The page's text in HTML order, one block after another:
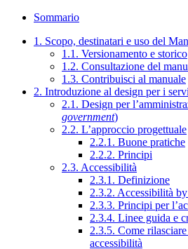
Sommario
1. Scopo, destinatari e uso del
1.1. Versionamento e storico
1.2. Consultazione del
1.3. Contribuisci al manuale
2. Introduzione al design per i
2.1. Design per
government)
2.2. L’approccio progettuale
2.2.1. Buone pratiche
2.2.2. Principi
2.3. Accessibilità
2.3.1. Definizione
2.3.2. Accessibilità
2.3.3. Principi per
2.3.4. Linee guida e
2.3.5. Come
accessibilità